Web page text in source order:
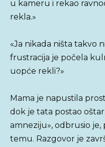
u kameru i rekao
rekla.»
«Ja nikada ništa takvo
frustracija je počela
uopće rekli?»
Mama je napustila
dok je tata postao
amneziju», odbrusio
temu. Razgovor je